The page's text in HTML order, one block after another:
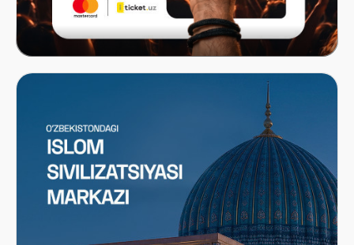
Mastercard x ITICKET.UZ